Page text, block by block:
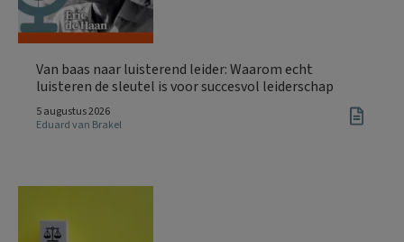
Van baas naar luisterend leider: Waarom echt
luisteren de sleutel is voor succesvol leiderschap
5 augustus 2026
Eduard van Brakel